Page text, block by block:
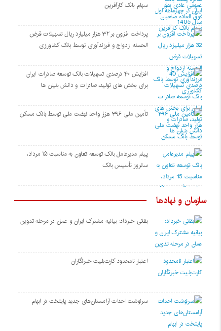
سهام بانک کارآفرین
پرداخت افزون بر ۳۲ هزار میلیارد ریال تسهیلات قرض
الحسنه ازدواج و فرزندآوری توسط بانک کشاورزی
افزایش ۴۰ درصدی تسهیلات بانک توسعه صادرات ایران
برای بخش های تولید، صادرات و دانش بنیان ها
تأمین مالی ۳۹۶ هزار واحد نهضت ملی توسط بانک مسکن
پیام مدیرعامل بانک توسعه تعاون به مناسبت ۱۵ مرداد،
سالروز تأسیس بانک
سازمان و نهادها
بقائی خبرداد: بیانیه مشترک ایران و عمان در مرحله تدوین
اعتبار نامحدود کارت‌بلیت خبرنگاران
سرنوشت احداث آرامستان‌های جدید پایتخت در ابهام